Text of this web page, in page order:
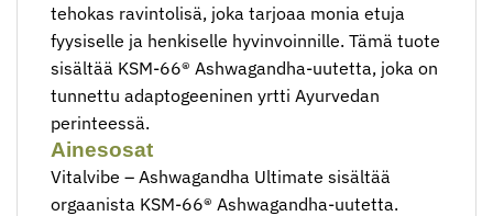
tehokas ravintolisä, joka tarjoaa monia etuja
fyysiselle ja henkiselle hyvinvoinnille. Tämä tuote
sisältää KSM-66® Ashwagandha-uutetta, joka on
tunnettu adaptogeeninen yrtti Ayurvedan
perinteessä.
Ainesosat
Vitalvibe – Ashwagandha Ultimate sisältää
orgaanista KSM-66® Ashwagandha-uutetta.